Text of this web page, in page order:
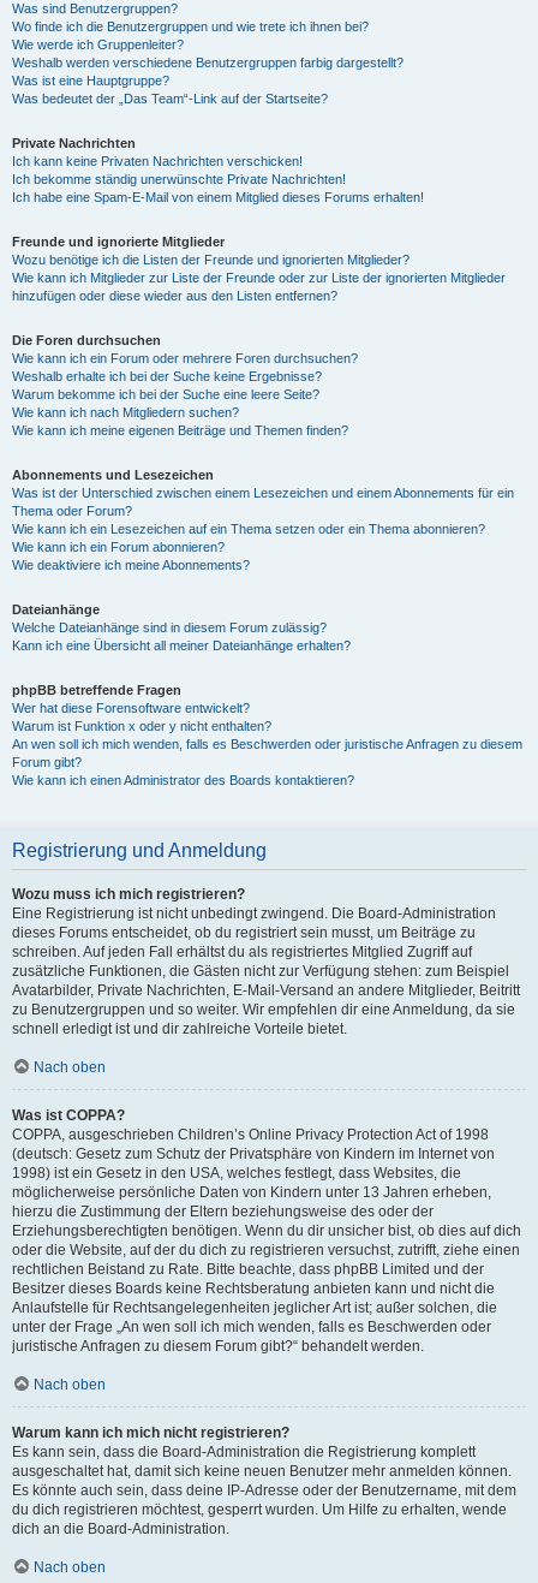
Was sind Benutzergruppen?
Wo finde ich die Benutzergruppen und wie trete ich ihnen bei?
Wie werde ich Gruppenleiter?
Weshalb werden verschiedene Benutzergruppen farbig dargestellt?
Was ist eine Hauptgruppe?
Was bedeutet der „Das Team“-Link auf der Startseite?
Private Nachrichten
Ich kann keine Privaten Nachrichten verschicken!
Ich bekomme ständig unerwünschte Private Nachrichten!
Ich habe eine Spam-E-Mail von einem Mitglied dieses Forums erhalten!
Freunde und ignorierte Mitglieder
Wozu benötige ich die Listen der Freunde und ignorierten Mitglieder?
Wie kann ich Mitglieder zur Liste der Freunde oder zur Liste der ignorierten Mitglieder
hinzufügen oder diese wieder aus den Listen entfernen?
Die Foren durchsuchen
Wie kann ich ein Forum oder mehrere Foren durchsuchen?
Weshalb erhalte ich bei der Suche keine Ergebnisse?
Warum bekomme ich bei der Suche eine leere Seite?
Wie kann ich nach Mitgliedern suchen?
Wie kann ich meine eigenen Beiträge und Themen finden?
Abonnements und Lesezeichen
Was ist der Unterschied zwischen einem Lesezeichen und einem Abonnements für ein
Thema oder Forum?
Wie kann ich ein Lesezeichen auf ein Thema setzen oder ein Thema abonnieren?
Wie kann ich ein Forum abonnieren?
Wie deaktiviere ich meine Abonnements?
Dateianhänge
Welche Dateianhänge sind in diesem Forum zulässig?
Kann ich eine Übersicht all meiner Dateianhänge erhalten?
phpBB betreffende Fragen
Wer hat diese Forensoftware entwickelt?
Warum ist Funktion x oder y nicht enthalten?
An wen soll ich mich wenden, falls es Beschwerden oder juristische Anfragen zu diesem
Forum gibt?
Wie kann ich einen Administrator des Boards kontaktieren?
Registrierung und Anmeldung
Wozu muss ich mich registrieren?
Eine Registrierung ist nicht unbedingt zwingend. Die Board-Administration
dieses Forums entscheidet, ob du registriert sein musst, um Beiträge zu
schreiben. Auf jeden Fall erhältst du als registriertes Mitglied Zugriff auf
zusätzliche Funktionen, die Gästen nicht zur Verfügung stehen: zum Beispiel
Avatarbilder, Private Nachrichten, E-Mail-Versand an andere Mitglieder, Beitritt
zu Benutzergruppen und so weiter. Wir empfehlen dir eine Anmeldung, da sie
schnell erledigt ist und dir zahlreiche Vorteile bietet.
Nach oben
Was ist COPPA?
COPPA, ausgeschrieben Children’s Online Privacy Protection Act of 1998
(deutsch: Gesetz zum Schutz der Privatsphäre von Kindern im Internet von
1998) ist ein Gesetz in den USA, welches festlegt, dass Websites, die
möglicherweise persönliche Daten von Kindern unter 13 Jahren erheben,
hierzu die Zustimmung der Eltern beziehungsweise des oder der
Erziehungsberechtigten benötigen. Wenn du dir unsicher bist, ob dies auf dich
oder die Website, auf der du dich zu registrieren versuchst, zutrifft, ziehe einen
rechtlichen Beistand zu Rate. Bitte beachte, dass phpBB Limited und der
Besitzer dieses Boards keine Rechtsberatung anbieten kann und nicht die
Anlaufstelle für Rechtsangelegenheiten jeglicher Art ist; außer solchen, die
unter der Frage „An wen soll ich mich wenden, falls es Beschwerden oder
juristische Anfragen zu diesem Forum gibt?“ behandelt werden.
Nach oben
Warum kann ich mich nicht registrieren?
Es kann sein, dass die Board-Administration die Registrierung komplett
ausgeschaltet hat, damit sich keine neuen Benutzer mehr anmelden können.
Es könnte auch sein, dass deine IP-Adresse oder der Benutzername, mit dem
du dich registrieren möchtest, gesperrt wurden. Um Hilfe zu erhalten, wende
dich an die Board-Administration.
Nach oben